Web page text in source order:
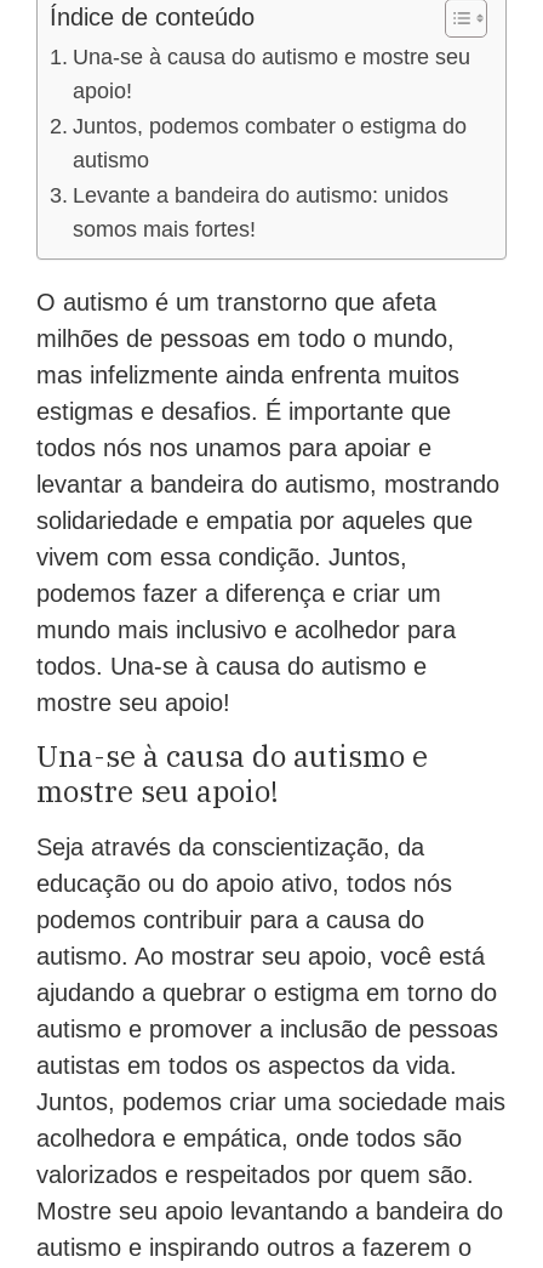
Índice de conteúdo
Una-se à causa do autismo e mostre seu
apoio!
Juntos, podemos combater o estigma do
autismo
Levante a bandeira do autismo: unidos
somos mais fortes!
O autismo é um transtorno que afeta
milhões de pessoas em todo o mundo,
mas infelizmente ainda enfrenta muitos
estigmas e desafios. É importante que
todos nós nos unamos para apoiar e
levantar a bandeira do autismo, mostrando
solidariedade e empatia por aqueles que
vivem com essa condição. Juntos,
podemos fazer a diferença e criar um
mundo mais inclusivo e acolhedor para
todos. Una-se à causa do autismo e
mostre seu apoio!
Una-se à causa do autismo e
mostre seu apoio!
Seja através da conscientização, da
educação ou do apoio ativo, todos nós
podemos contribuir para a causa do
autismo. Ao mostrar seu apoio, você está
ajudando a quebrar o estigma em torno do
autismo e promover a inclusão de pessoas
autistas em todos os aspectos da vida.
Juntos, podemos criar uma sociedade mais
acolhedora e empática, onde todos são
valorizados e respeitados por quem são.
Mostre seu apoio levantando a bandeira do
autismo e inspirando outros a fazerem o